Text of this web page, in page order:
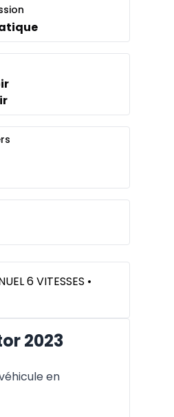
6 VITESSES •
2023
en